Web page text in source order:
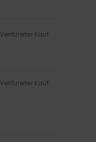
Verifizierter Kauf
Verifizierter Kauf